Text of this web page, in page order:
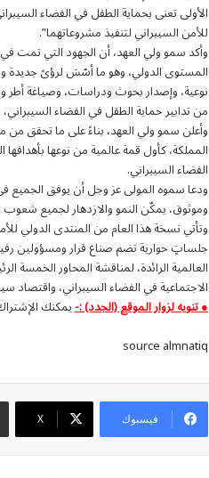
الأولى تعنى بحماية الطفل في الفضاء
للأمن السيبراني لتنفيذ مشروعاتهما”.
وأكد سمو ولي العهد، أن الجهود التي تمت
المستوى الدولي، وهو ما أسّسَ لرؤىً جديدة
نوعية، وإصدار بحوث ودراسات، وصياغة أطر
من تدابير حماية الطفل في الفضاء
وأعلن سمو ولي العهد، بناءً على ما تحقق من
المملكة، كأول قمة عالمية من نوعها بأهدافها
الفضاء السيبراني.
ودعا سموه المولى عز وجل أن يوفق الجميع
وموثوق، يمكّن النمو والازدهار لجميع شعوب
وتأتي نسخة هذا العام من المنتدى الدولي
جلساتٍ حوارية تضم صناع قرار ومسؤولين
العالمية الرائدة، لمناقشة المحاور الخمسة
الاجتماعية في الفضاء السيبراني، واقتصاد
● تنويه لزوار الموقع (الجدد) :-يمكنك
source almnatiq
فيسبوك ‫X